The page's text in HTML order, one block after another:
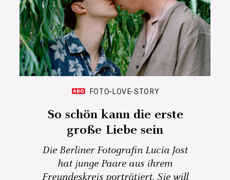
FOTO-LOVE-STORY
So schön kann die erste
große Liebe sein
Die Berliner Fotografin Lucia Jost
hat junge Paare aus ihrem
Freundeskreis porträtiert. Sie will